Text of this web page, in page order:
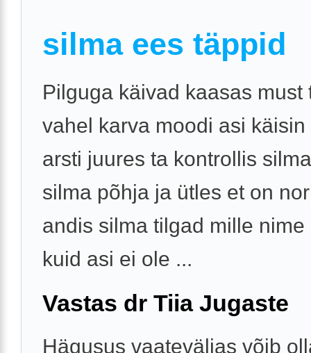
silma ees täppid
Pilguga käivad kaasas must
vahel karva moodi asi käisin
arsti juures ta kontrollis
silma põhja ja ütles et on
andis silma tilgad mille nime
kuid asi ei ole ...
Vastas dr Tiia Jugaste
Hägusus vaateväljas võib